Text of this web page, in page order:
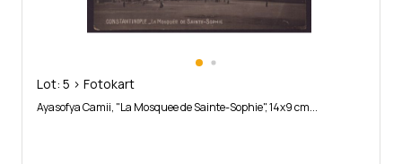
Lot: 5 > Fotokart
Ayasofya Camii, "La Mosquee de Sainte-Sophie", 14x9 cm...